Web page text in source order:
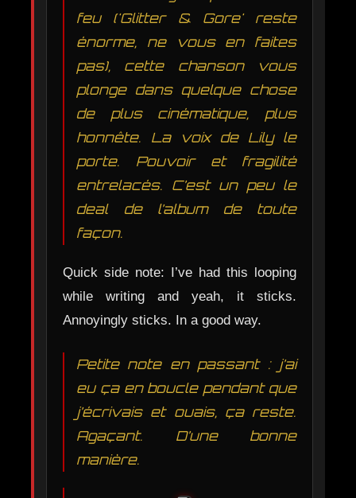
feu ('Glitter & Gore' reste
énorme, ne vous en faites
pas), cette chanson vous
plonge dans quelque chose
de plus cinématique, plus
honnête. La voix de Lily le
porte. Pouvoir et fragilité
entrelacés. C’est un peu le
deal de l’album de toute
façon.
Quick side note: I’ve had this looping
while writing and yeah, it sticks.
Annoyingly sticks. In a good way.
Petite note en passant : j’ai
eu ça en boucle pendant que
j’écrivais et ouais, ça reste.
Agaçant. D’une bonne
manière.